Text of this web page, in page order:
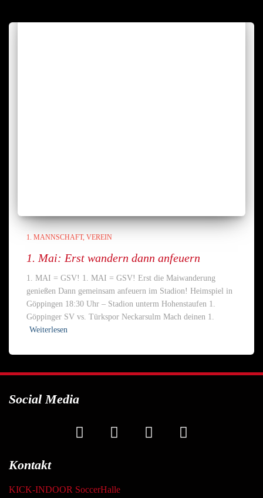
1. MANNSCHAFT VEREIN
1. Mai: Erst wandern dann anfeuern
1. MAI = GSV! 1. MAI = GSV! Erst die Maiwanderung
genießen Dann gemeinsam anfeuern im Stadion! Heimspiel in
Göppingen 18:30 Uhr – Stadion unterm Hohenstaufen 1.
Göppinger SV vs. Türkspor Neckarsulm Mach deinen 1.
Weiterlesen
Social Media
Kontakt
KICK-INDOOR SoccerHalle